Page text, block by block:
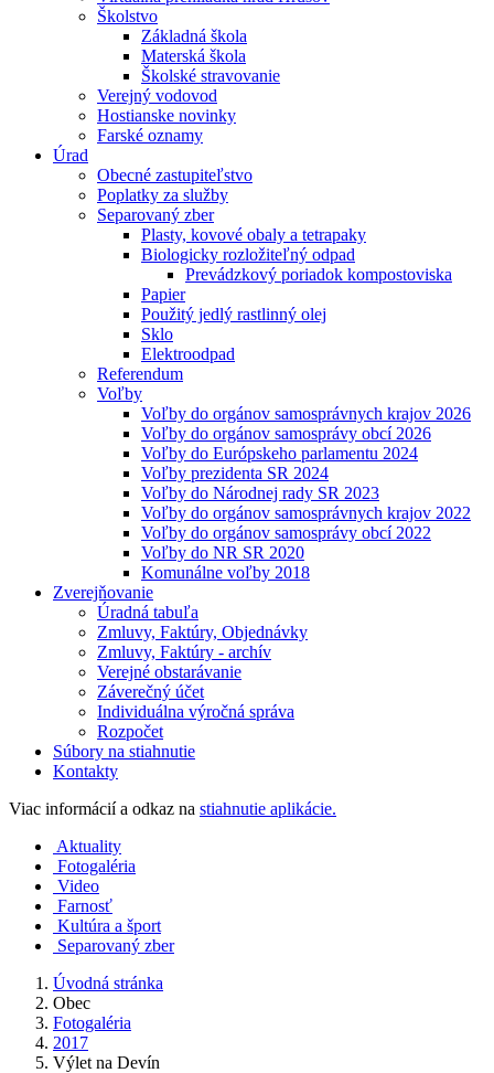
Školstvo
Základná škola
Materská škola
Školské stravovanie
Verejný vodovod
Hostianske novinky
Farské oznamy
Úrad
Obecné zastupiteľstvo
Poplatky za služby
Separovaný zber
Plasty, kovové obaly a tetrapaky
Biologicky rozložiteľný odpad
Prevádzkový poriadok kompostoviska
Papier
Použitý jedlý rastlinný olej
Sklo
Elektroodpad
Referendum
Voľby
Voľby do orgánov samosprávnych krajov 2026
Voľby do orgánov samosprávy obcí 2026
Voľby do Európskeho parlamentu 2024
Voľby prezidenta SR 2024
Voľby do Národnej rady SR 2023
Voľby do orgánov samosprávnych krajov 2022
Voľby do orgánov samosprávy obcí 2022
Voľby do NR SR 2020
Komunálne voľby 2018
Zverejňovanie
Úradná tabuľa
Zmluvy, Faktúry, Objednávky
Zmluvy, Faktúry - archív
Verejné obstarávanie
Záverečný účet
Individuálna výročná správa
Rozpočet
Súbory na stiahnutie
Kontakty
Viac informácií a odkaz na stiahnutie aplikácie.
Aktuality
Fotogaléria
Video
Farnosť
Kultúra a šport
Separovaný zber
Úvodná stránka
Obec
Fotogaléria
2017
Výlet na Devín